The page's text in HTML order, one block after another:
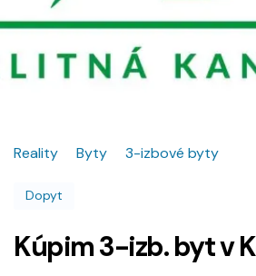
Reality Byty 3-izbové byty
Dopyt
Kúpim 3-izb. byt v